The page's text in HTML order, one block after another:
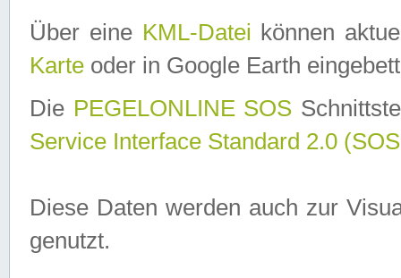
Über eine KML-Datei können
Karte oder in Google Earth
Die PEGELONLINE SOS
Service Interface Standard 2.0
Diese Daten werden auch zur
genutzt.